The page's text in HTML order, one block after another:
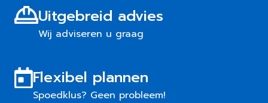
Uitgebreid advies
Wij adviseren u graag
Flexibel plannen
Spoedklus? Geen probleem!